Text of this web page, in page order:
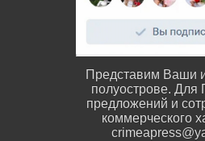
Представим Ваши
полуострове. Для
предложений и
коммерческого